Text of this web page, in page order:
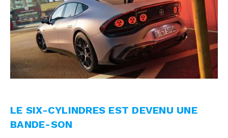
LE SIX-CYLINDRES EST DEVENU UNE
BANDE-SON